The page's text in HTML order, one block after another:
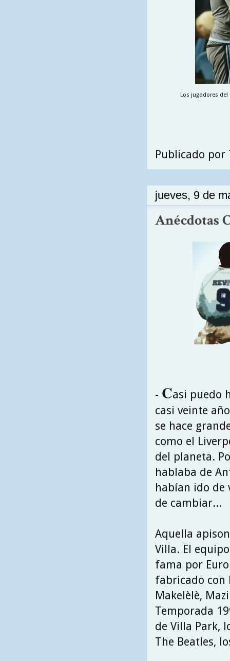
Los jugadores
Publicado por
jueves, 9 de
Anécdotas
- Casi puedo
casi veinte
se hace
como el
del planeta.
hablaba de
habían ido de
de cambiar...
Aquella
Villa. El
fama por
fabricado con
Makelèlè,
Temporada
de Villa Park,
The Beatles,